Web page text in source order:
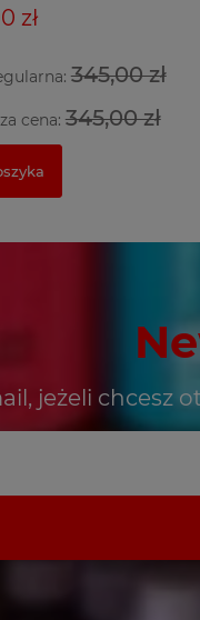
zł
345,00 zł
cena: 345,00 zł
jeżeli chcesz